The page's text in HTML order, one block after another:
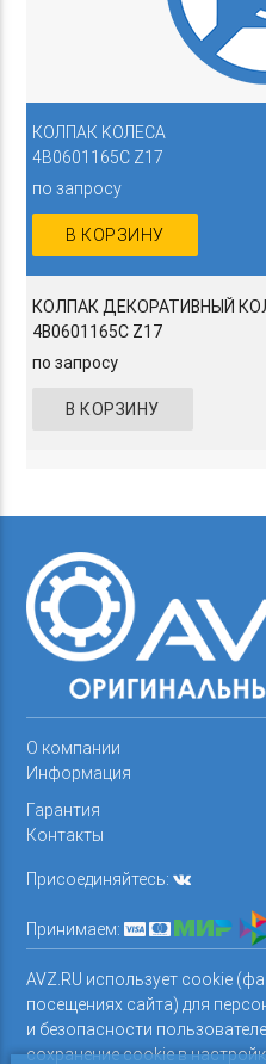
КОЛПАК KОЛЕСА
4B0601165C Z17
по запросу
В КОРЗИНУ
КОЛПАК ДЕКОРАТИВНЫЙ
4B0601165C Z17
по запросу
В КОРЗИНУ
О компании
Информация
Гарантия
Контакты
Присоединяйтесь:
Принимаем:
AVZ.RU использует cookie
посещениях сайта) для
и безопасности
сохранение cookie в